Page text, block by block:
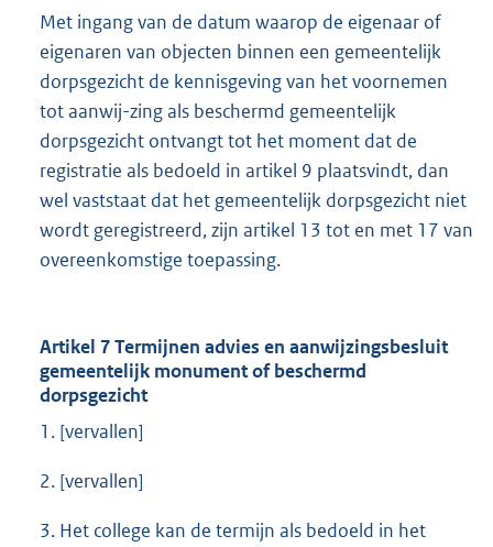
Met ingang van de datum waarop de eigenaar of
eigenaren van objecten binnen een gemeentelijk
dorpsgezicht de kennisgeving van het voornemen
tot aanwij-zing als beschermd gemeentelijk
dorpsgezicht ontvangt tot het moment dat de
registratie als bedoeld in artikel 9 plaatsvindt, dan
wel vaststaat dat het gemeentelijk dorpsgezicht niet
wordt geregistreerd, zijn artikel 13 tot en met 17 van
overeenkomstige toepassing.
Artikel 7 Termijnen advies en aanwijzingsbesluit
gemeentelijk monument of beschermd
dorpsgezicht
1. [vervallen]
2. [vervallen]
3. Het college kan de termijn als bedoeld in het